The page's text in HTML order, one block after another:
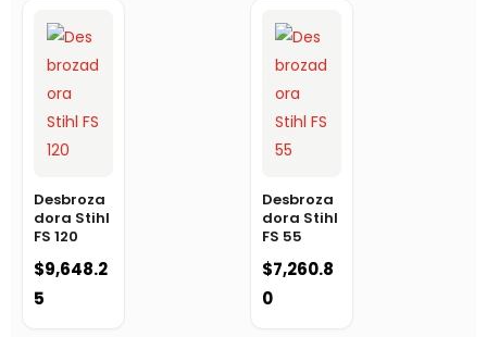
Desbroza
dora Stihl
FS 120
$9,648.2
5
Desbroza
dora Stihl
FS 55
$7,260.8
0